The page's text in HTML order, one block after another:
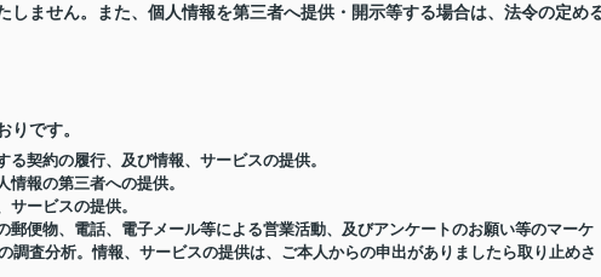
しません。また、個人情報を第三者へ提供・開示等する場合は、法令の定め
りです。
契約の履行、及び情報、サービスの提供。
報の第三者への提供。
ービスの提供。
便物、電話、電子メール等による営業活動、及びアンケートのお願い等のマーケ
調査分析。情報、サービスの提供は、ご本人からの申出がありましたら取り止めさ